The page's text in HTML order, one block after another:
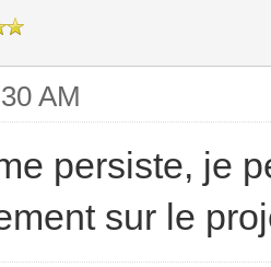
AM
persiste, je
sur le